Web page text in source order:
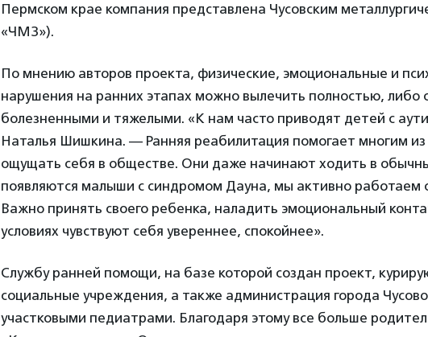
Пермском крае компания представлена Чусовским
«ЧМЗ»).
По мнению авторов проекта, физические, эмоциональные и
нарушения на ранних этапах можно вылечить полностью, либо
болезненными и тяжелыми. «К нам часто приводят детей с
Наталья Шишкина. — Ранняя реабилитация помогает многим
ощущать себя в обществе. Они даже начинают ходить в
появляются малыши с синдромом Дауна, мы активно работаем
Важно принять своего ребенка, наладить эмоциональный
условиях чувствуют себя увереннее, спокойнее».
Службу ранней помощи, на базе которой создан проект,
социальные учреждения, а также администрация города
участковыми педиатрами. Благодаря этому все больше